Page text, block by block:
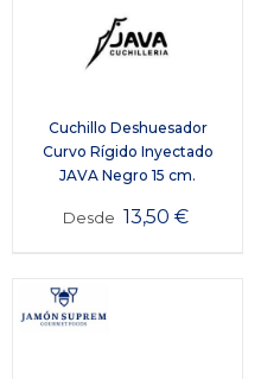
Cuchillo Deshuesador
Curvo Rígido Inyectado
JAVA Negro 15 cm.
Desde 13,50 €